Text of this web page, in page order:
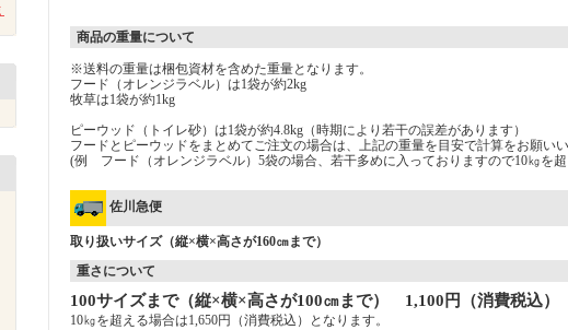
商品の重量について
※送料の重量は梱包資材を含めた重量となります。
フード（オレンジラベル）は1袋が約2kg
牧草は1袋が約1kg
ピーウッド（トイレ砂）は1袋が約4.8kg（時期により若干の誤差があります）
フードとピーウッドをまとめてご注文の場合は、上記の重量を目安で計算をお願い
(例 フード（オレンジラベル）5袋の場合、若干多めに入っておりますので10㎏を
佐川急便
取り扱いサイズ（縦×横×高さが160㎝まで）
重さについて
100サイズまで（縦×横×高さが100㎝まで） 1,100円（消費税込）
10㎏を超える場合は1,650円（消費税込）となります。